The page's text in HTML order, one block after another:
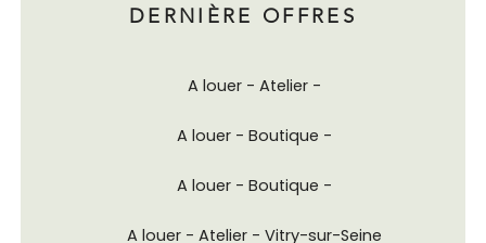
DERNIÈRE OFFRES
A louer - Atelier -
A louer - Boutique -
A louer - Boutique -
A louer - Atelier - Vitry-sur-Seine